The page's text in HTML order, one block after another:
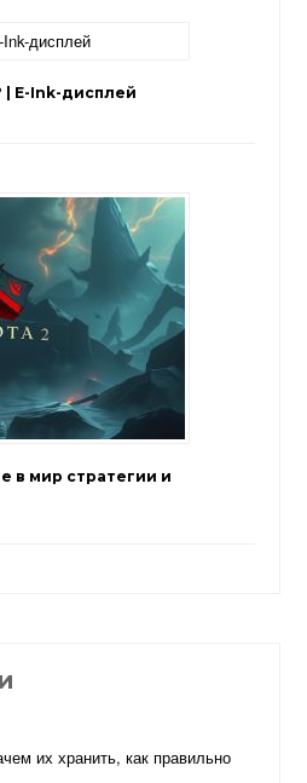
| E-Ink-дисплей
в мир стратегии и
их хранить, как правильно